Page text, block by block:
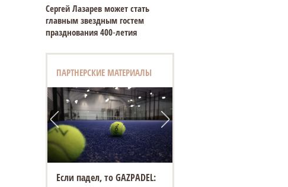
Сергей Лазарев может стать
главным звездным гостем
празднования 400‑летия
ПАРТНЕРСКИЕ МАТЕРИАЛЫ
Если падел, то GAZPADEL: